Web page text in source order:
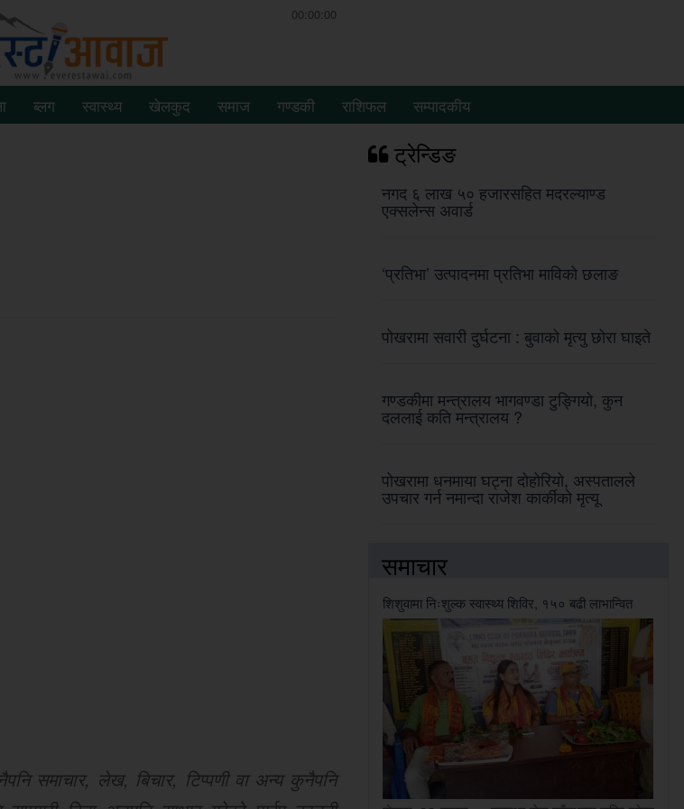
00:00:00
ब्लग स्वास्थ्य खेलकुद समाज गण्डकी राशिफल सम्पादकीय
समाचार, लेख, बिचार, टिप्पणी वा अन्य कुनैपनि
ट्रेन्डिङ
नगद ६ लाख ५० हजारसहित मदरल्याण्ड
एक्सलेन्स अवार्ड
‘प्रतिभा’ उत्पादनमा प्रतिभा माविको छलाङ
पोखरामा सवारी दुर्घटना : बुवाको मृत्यु छोरा घाइते
गण्डकीमा मन्त्रालय भागवण्डा टुङ्गियो, कुन
दललाई कति मन्त्रालय ?
पोखरामा धनमाया घट्ना दोहोरियो, अस्पतालले
उपचार गर्न नमान्दा राजेश कार्कीको मृत्यू
समाचार
शिशुवामा निःशुल्क स्वास्थ्य शिविर, १५० बढी लाभान्वित